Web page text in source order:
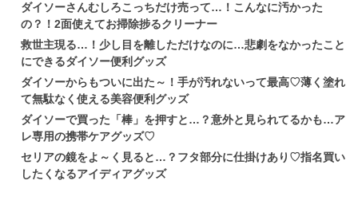
ダイソーさんむしろこっちだけ売って…！こんなに汚かった
の？！2面使えてお掃除捗るクリーナー
救世主現る…！少し目を離しただけなのに…悲劇をなかったこと
にできるダイソー便利グッズ
ダイソーからもついに出た～！手が汚れないって最高♡薄く塗れ
て無駄なく使える美容便利グッズ
ダイソーで買った「棒」を押すと…？意外と見られてるかも…ア
レ専用の携帯ケアグッズ♡
セリアの鏡をよ～く見ると…？フタ部分に仕掛けあり♡指名買い
したくなるアイディアグッズ